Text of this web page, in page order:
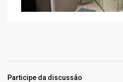
Participe da discussão